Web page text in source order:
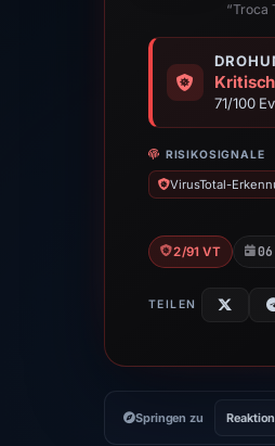
“Troca
Kritisch
71/100
RISIKOSIGNALE
VirusTotal-
2/91 VT
TEILEN
Springen zu Reaktion